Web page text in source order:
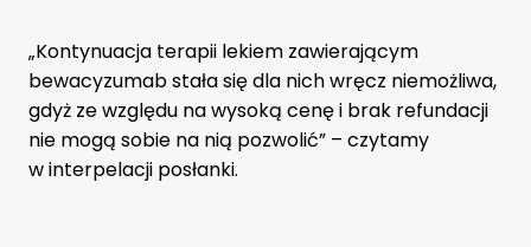
„Kontynuacja terapii lekiem zawierającym
bewacyzumab stała się dla nich wręcz niemożliwa,
gdyż ze względu na wysoką cenę i brak refundacji
nie mogą sobie na nią pozwolić” – czytamy
w interpelacji posłanki.